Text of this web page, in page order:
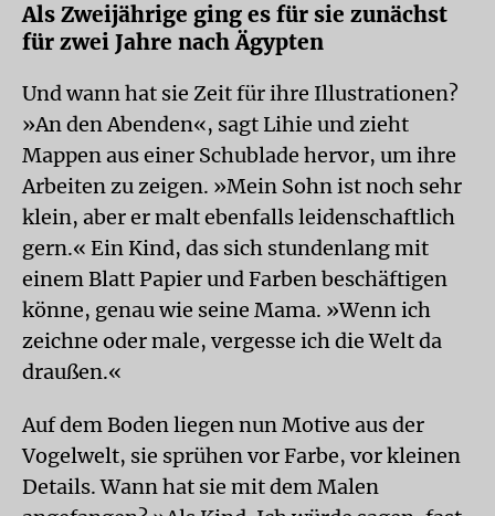
Als Zweijährige ging es für sie zunächst
für zwei Jahre nach Ägypten
Und wann hat sie Zeit für ihre Illustrationen?
»An den Abenden«, sagt Lihie und zieht
Mappen aus einer Schublade hervor, um ihre
Arbeiten zu zeigen. »Mein Sohn ist noch sehr
klein, aber er malt ebenfalls leidenschaftlich
gern.« Ein Kind, das sich stundenlang mit
einem Blatt Papier und Farben beschäftigen
könne, genau wie seine Mama. »Wenn ich
zeichne oder male, vergesse ich die Welt da
draußen.«
Auf dem Boden liegen nun Motive aus der
Vogelwelt, sie sprühen vor Farbe, vor kleinen
Details. Wann hat sie mit dem Malen